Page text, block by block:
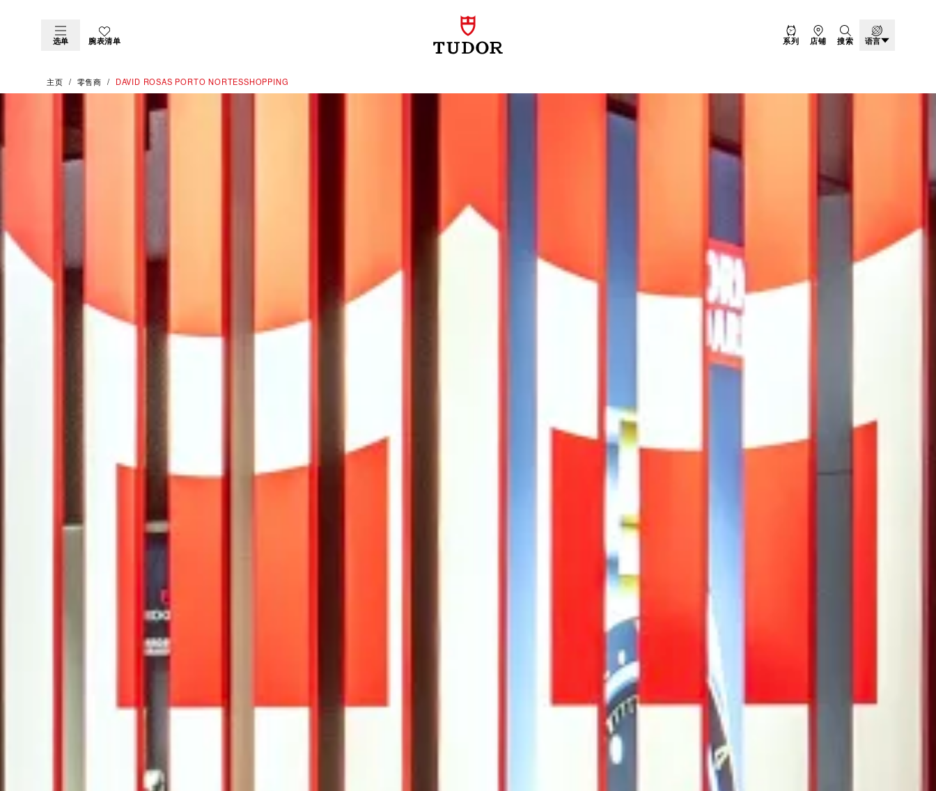
选单 腕表清单 系列 店铺 搜索 语言
主页 零售商 ‭DAVID ROSAS PORTO NORTESSHOPPING‬